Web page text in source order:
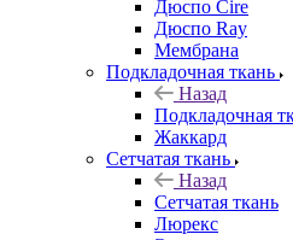
Дюспо Cire
Дюспо Ray
Мембрана
Подкладочная ткань
Назад
Подкладочная
Жаккард
Сетчатая ткань
Назад
Сетчатая ткань
Люрекс